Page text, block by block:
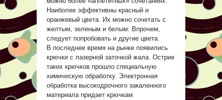
Наиболее эффективны красный и
оранжевый цвета. Их можно сочетать с
желтым, зеленым и белым. Впрочем,
следует попробовать и другие цвета.
В последнее время на рынке появились
крючки с лазерной заточкой жала. Острие
таких крючков прошло специальную
химическую обработку. Электронная
обработка высокодрочного закаленного
материала придает крючкам